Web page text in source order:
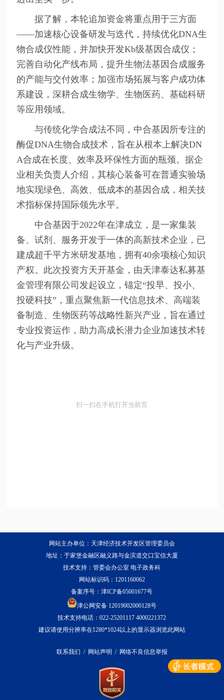
据了解，本轮追加资金将重点用于三方面
——加速核心设备研发与迭代，持续优化DNA生
物合成仪性能，并加快开发Kb级基因合成仪；
完善自动化产线布局，提升生物法基因合成服务
的产能与交付效率；加强市场拓展与客户成功体
系建设，深耕合成生物学、生物医药、基础科研
等应用领域。
与传统化学合成法不同，中合基因所专注的
酶促DNA生物合成技术，旨在从根本上解决DN
A合成在长度、效率及环保性方面的瓶颈。据企
业相关负责人介绍，其核心装备可在普通实验场
地实现绿色、高效、低成本的基因合成，相关技
术指标保持国际领先水平。
中合基因于2022年在津成立，是一家集装
备、试剂、服务开发于一体的高新技术企业，已
建成超千平方米研发基地，拥有40余项核心知识
产权。此次投资方天开基金，由天津泰达私募基
金管理有限公司发起设立，锚定“投早、投小、
投硬科技”，重点聚焦新一代信息技术、高端装
备制造、生物医药等战略性新兴产业，旨在通过
专业投资运作，助力高成长潜力企业加速技术转
化与产业升级。
扫一扫在手机打开当前页
网站主办单位：天津经济技术开发区管理委员会
地址：于家堡金融区融义路与金滨道交口宝信大厦
技术支持：管委会办公室 电子政务科
网站标识码：1201160062
备案序号：津ICP备05001677号
津公网安备 12019002000128号
技术支持电话：022-25201117 4000221372
建议请使用分辨率在1280*1024以上的显示器浏览此网站
联系我们 / 网站声明 / 网络不良信息举报